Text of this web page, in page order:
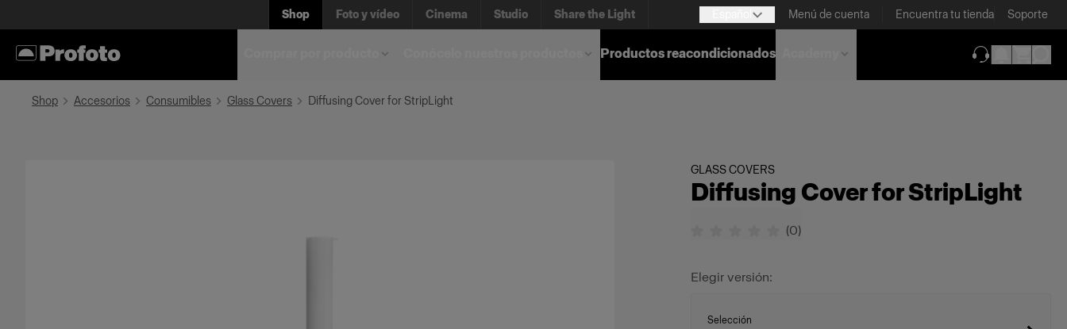
Shop Foto y vídeo Cinema Studio Share the Light Menú de cuenta Encuentra tu tienda Soporte
Productos reacondicionados
Shop Accesorios Consumibles Glass Covers Diffusing Cover for StripLight
GLASS COVERS
Diffusing Cover for StripLight
(0)
Elegir versión:
Selección